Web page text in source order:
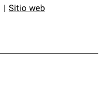
Sitio web